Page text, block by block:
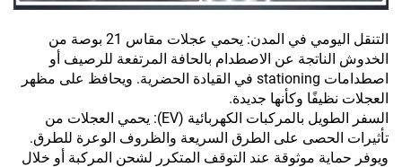
التنقل اليومي في المدن: يحمي عجلات مقاس 21 بوصة من
الخدوش الناتجة عن الاصطدام بالحافة المرتفعة للرصيف أو
اصطدامات stationing في القيادة الحضرية. ويحافظ على مظهر
العجلات نظيفًا وكأنها جديدة.
السفر الطويل بالمركبات الكهربائية (EV): يحمي العجلات من
تأثيرات الحصى على الطرق السريعة والظروف الوعرة للطرق.
ويوفر حماية موثوقة عند التوقف المتكرر لشحن المركبة أو خلال